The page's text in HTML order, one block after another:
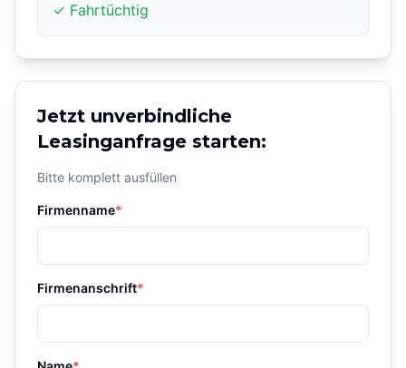
✓ Fahrtüchtig
Jetzt unverbindliche
Leasinganfrage starten:
Bitte komplett ausfüllen
Firmenname*
Firmenanschrift*